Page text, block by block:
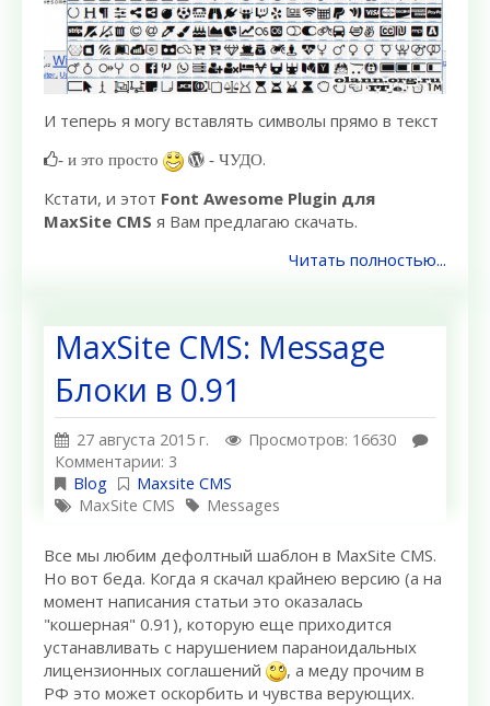
И теперь я могу вставлять символы прямо в текст
- и это просто - ЧУДО.
Кстати, и этот Font Awesome Plugin для
MaxSite CMS я Вам предлагаю скачать.
Читать полностью...
MaxSite CMS: Message
Блоки в 0.91
27 августа 2015 г.
Просмотров: 16630
Комментарии: 3
Blog
Maxsite CMS
MaxSite CMS
Messages
Все мы любим дефолтный шаблон в MaxSite CMS.
Но вот беда. Когда я скачал крайнею версию (а на
момент написания статьи это оказалась
"кошерная" 0.91), которую еще приходится
устанавливать с нарушением параноидальных
лицензионных соглашений
, а меду прочим в
РФ это может оскорбить и чувства верующих.